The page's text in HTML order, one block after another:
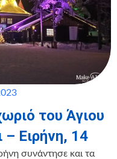
του Άγιου
– Ειρήνη, 14
συνάντησε και τα